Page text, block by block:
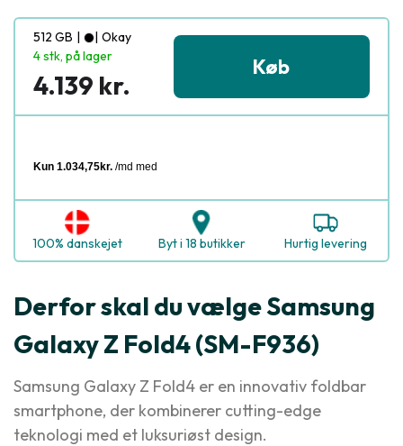
512 GB | | Okay
4 stk, på lager
4.139 kr.
Køb
100% danskejet Byt i 18 butikker Hurtig levering
Derfor skal du vælge Samsung
Galaxy Z Fold4 (SM-F936)
Samsung Galaxy Z Fold4 er en innovativ foldbar
smartphone, der kombinerer cutting-edge
teknologi med et luksuriøst design.